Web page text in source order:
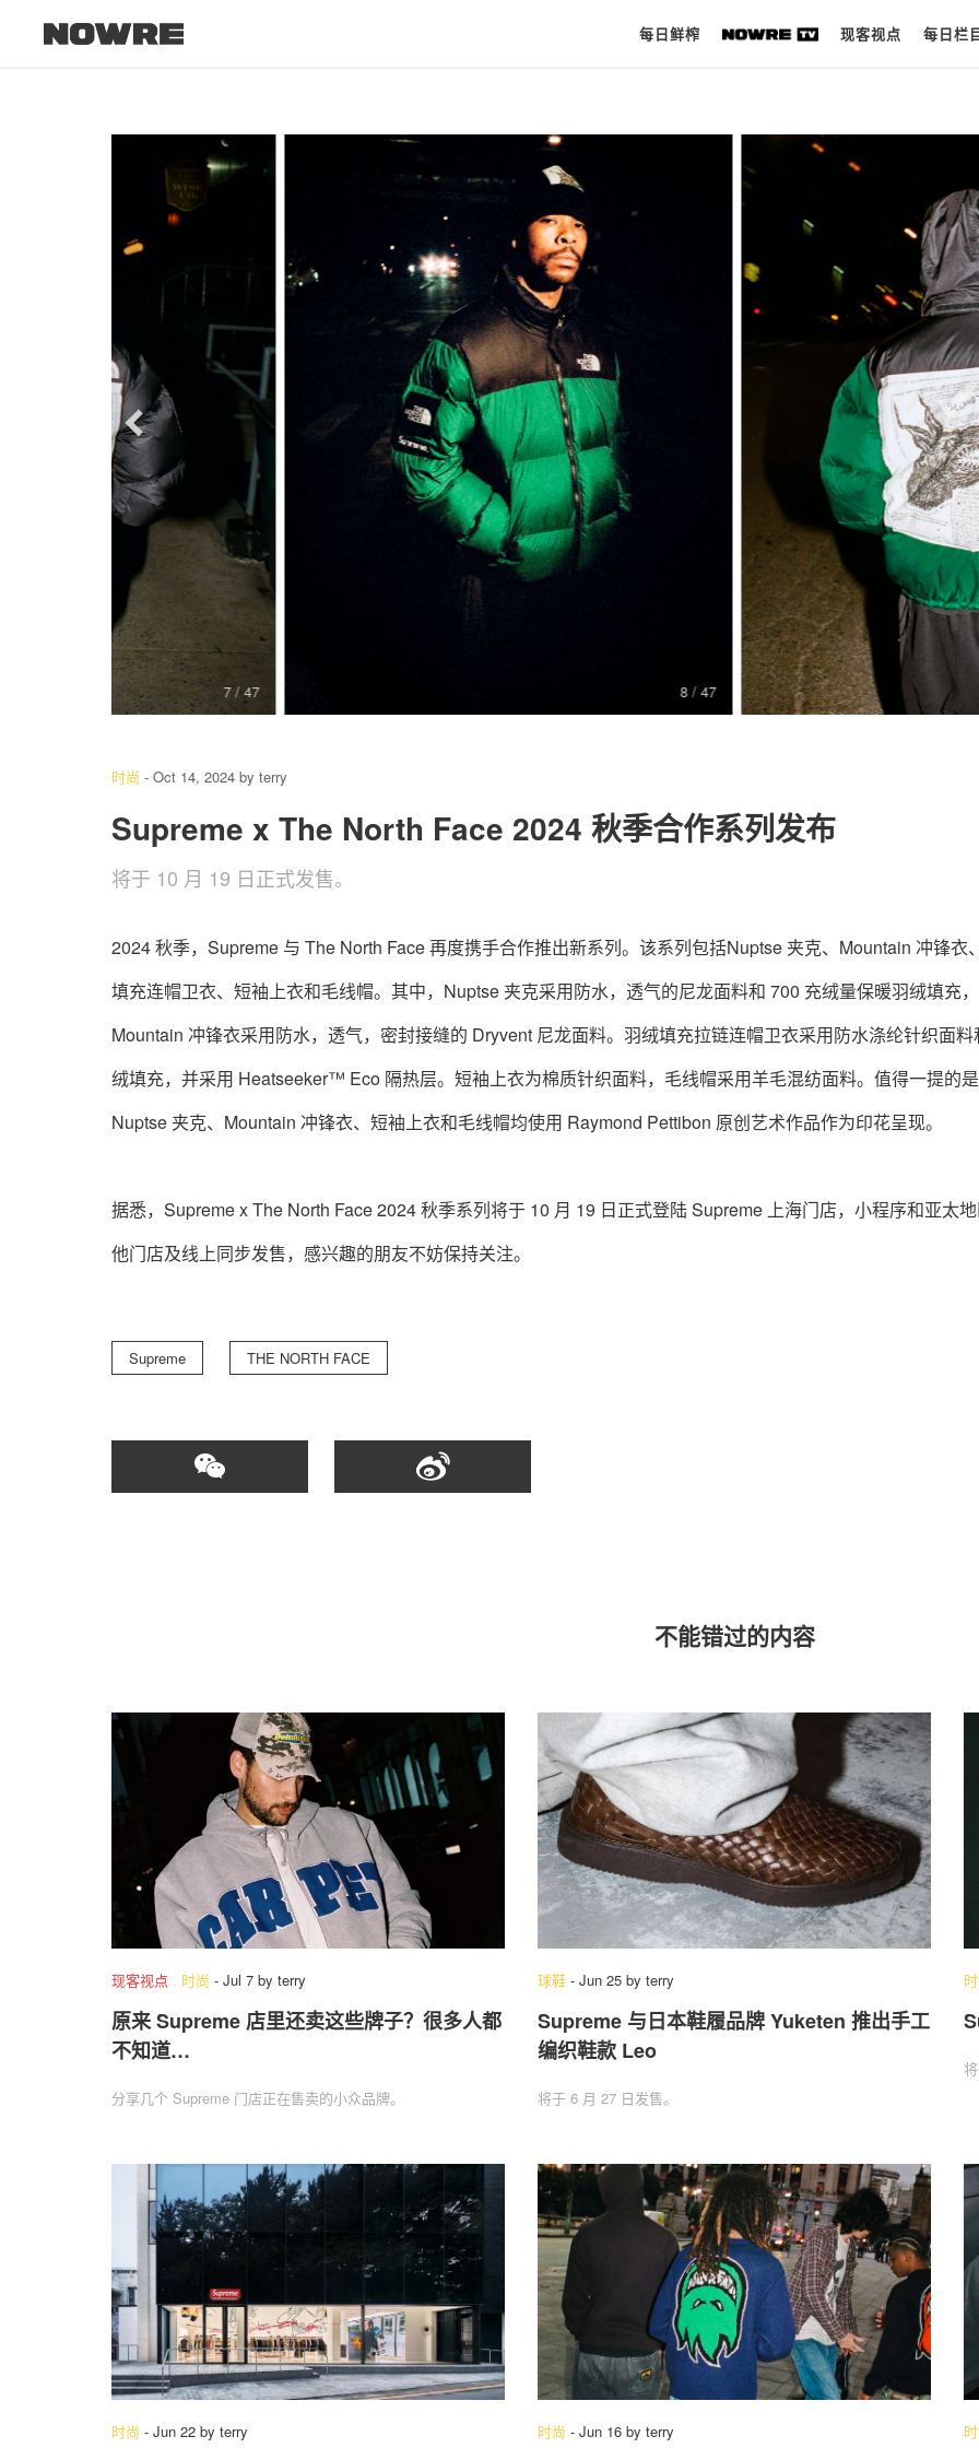
每日鲜榨 现客视点 每日栏
现客视点
联系我们
时尚 - Oct 14, 2024 by terry
Supreme x The North Face 2024 秋季合作系列发布
将于 10 月 19 日正式发售。
2024 秋季，Supreme 与 The North Face 再度携手合作推出新系列。该系列包括Nuptse 夹克、Mountain 冲锋衣
填充连帽卫衣、短袖上衣和毛线帽。其中，Nuptse 夹克采用防水，透气的尼龙面料和 700 充绒量保暖羽绒填充，
Mountain 冲锋衣采用防水，透气，密封接缝的 Dryvent 尼龙面料。羽绒填充拉链连帽卫衣采用防水涤纶针织面料
绒填充，并采用 Heatseeker™ Eco 隔热层。短袖上衣为棉质针织面料，毛线帽采用羊毛混纺面料。值得一提的是
Nuptse 夹克、Mountain 冲锋衣、短袖上衣和毛线帽均使用 Raymond Pettibon 原创艺术作品作为印花呈现。
据悉，Supreme x The North Face 2024 秋季系列将于 10 月 19 日正式登陆 Supreme 上海门店，小程序和亚太
他门店及线上同步发售，感兴趣的朋友不妨保持关注。
Supreme THE NORTH FACE
不能错过的内容
现客视点 . 时尚 - Jul 7 by terry
原来 Supreme 店里还卖这些牌子？很多人都
不知道…
分享几个 Supreme 门店正在售卖的小众品牌。
球鞋 - Jun 25 by terry
Supreme 与日本鞋履品牌 Yuketen 推出手工
编织鞋款 Leo
将于 6 月 27 日发售。
时尚 - Jun 22 by terry 时尚 - Jun 16 by terry